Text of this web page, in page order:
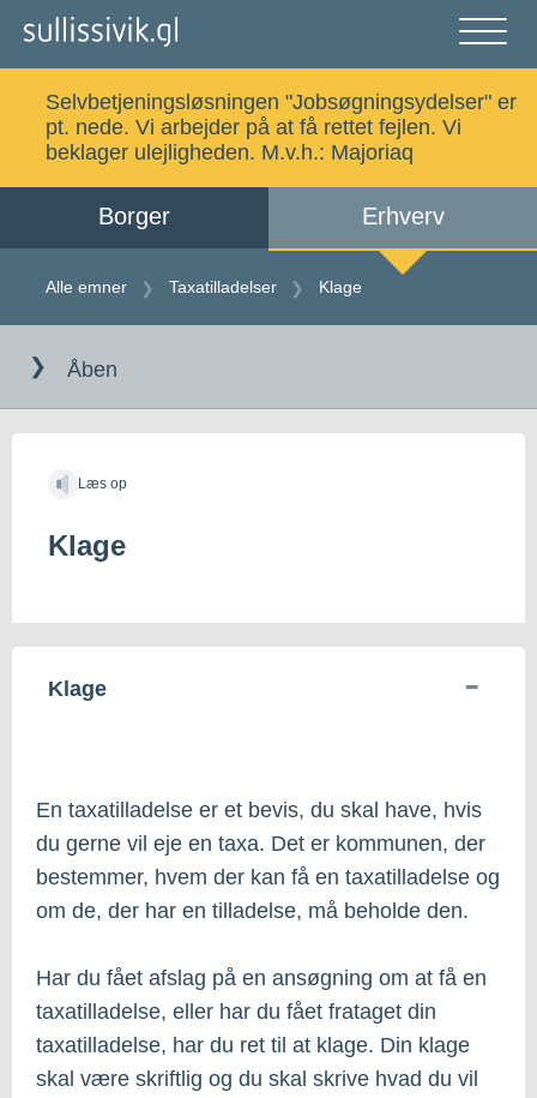
luk
Alle emner Selvbetjening
Kalaallisut
Selvbetjeningsløsningen "Jobsøgningsydelser" er
pt. nede. Vi arbejder på at få rettet fejlen. Vi
beklager ulejligheden. M.v.h.: Majoriaq
Borger Erhverv
Alle emner Taxatilladelser Klage
indholdet
Åben
Læs op
Klage
Klage
En taxatilladelse er et bevis, du skal have, hvis
du gerne vil eje en taxa. Det er kommunen, der
bestemmer, hvem der kan få en taxatilladelse og
om de, der har en tilladelse, må beholde den.
Har du fået afslag på en ansøgning om at få en
taxatilladelse, eller har du fået frataget din
taxatilladelse, har du ret til at klage. Din klage
skal være skriftlig og du skal skrive hvad du vil